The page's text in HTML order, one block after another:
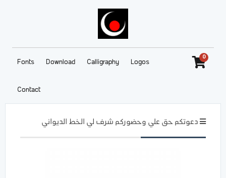
Fonts Download Calligraphy Logos
Contact
0
دعوتكم حق علي وحضوركم شرف لي الخط الديواني